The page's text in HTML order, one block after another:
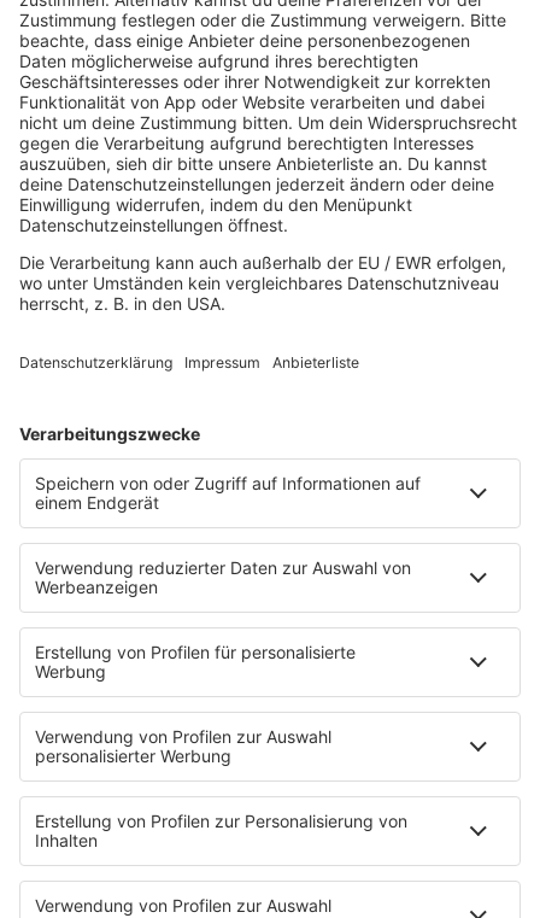
Good Vibes
I Love Hamburg
Mallorca Party
Mitsingen
Top 100 Deutschrap
Top 100 Dance
Top 100 Party
Sommer
Unplugged
TikTok Hittracks
Uptempo Banger
Programm
Aktuelles
Zum Nachhören
Nachrichten
Wetter
Blitzer & Verkehr
Programmübersicht
Team
Podcasts
Access All Areas
delta Backstage
Jahrhundertgeschichten
Mein delta radio
App